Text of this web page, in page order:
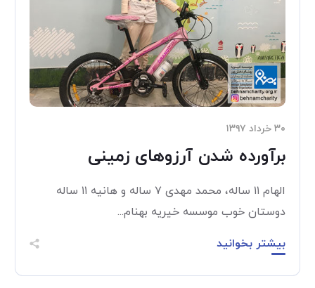
۳۰ خرداد ۱۳۹۷
برآورده شدن آرزوهای زمینی
الهام ۱۱ ساله، محمد مهدی ۷ ساله و هانیه ۱۱ ساله
دوستان خوب موسسه خیریه بهنام...
بیشتر بخوانید